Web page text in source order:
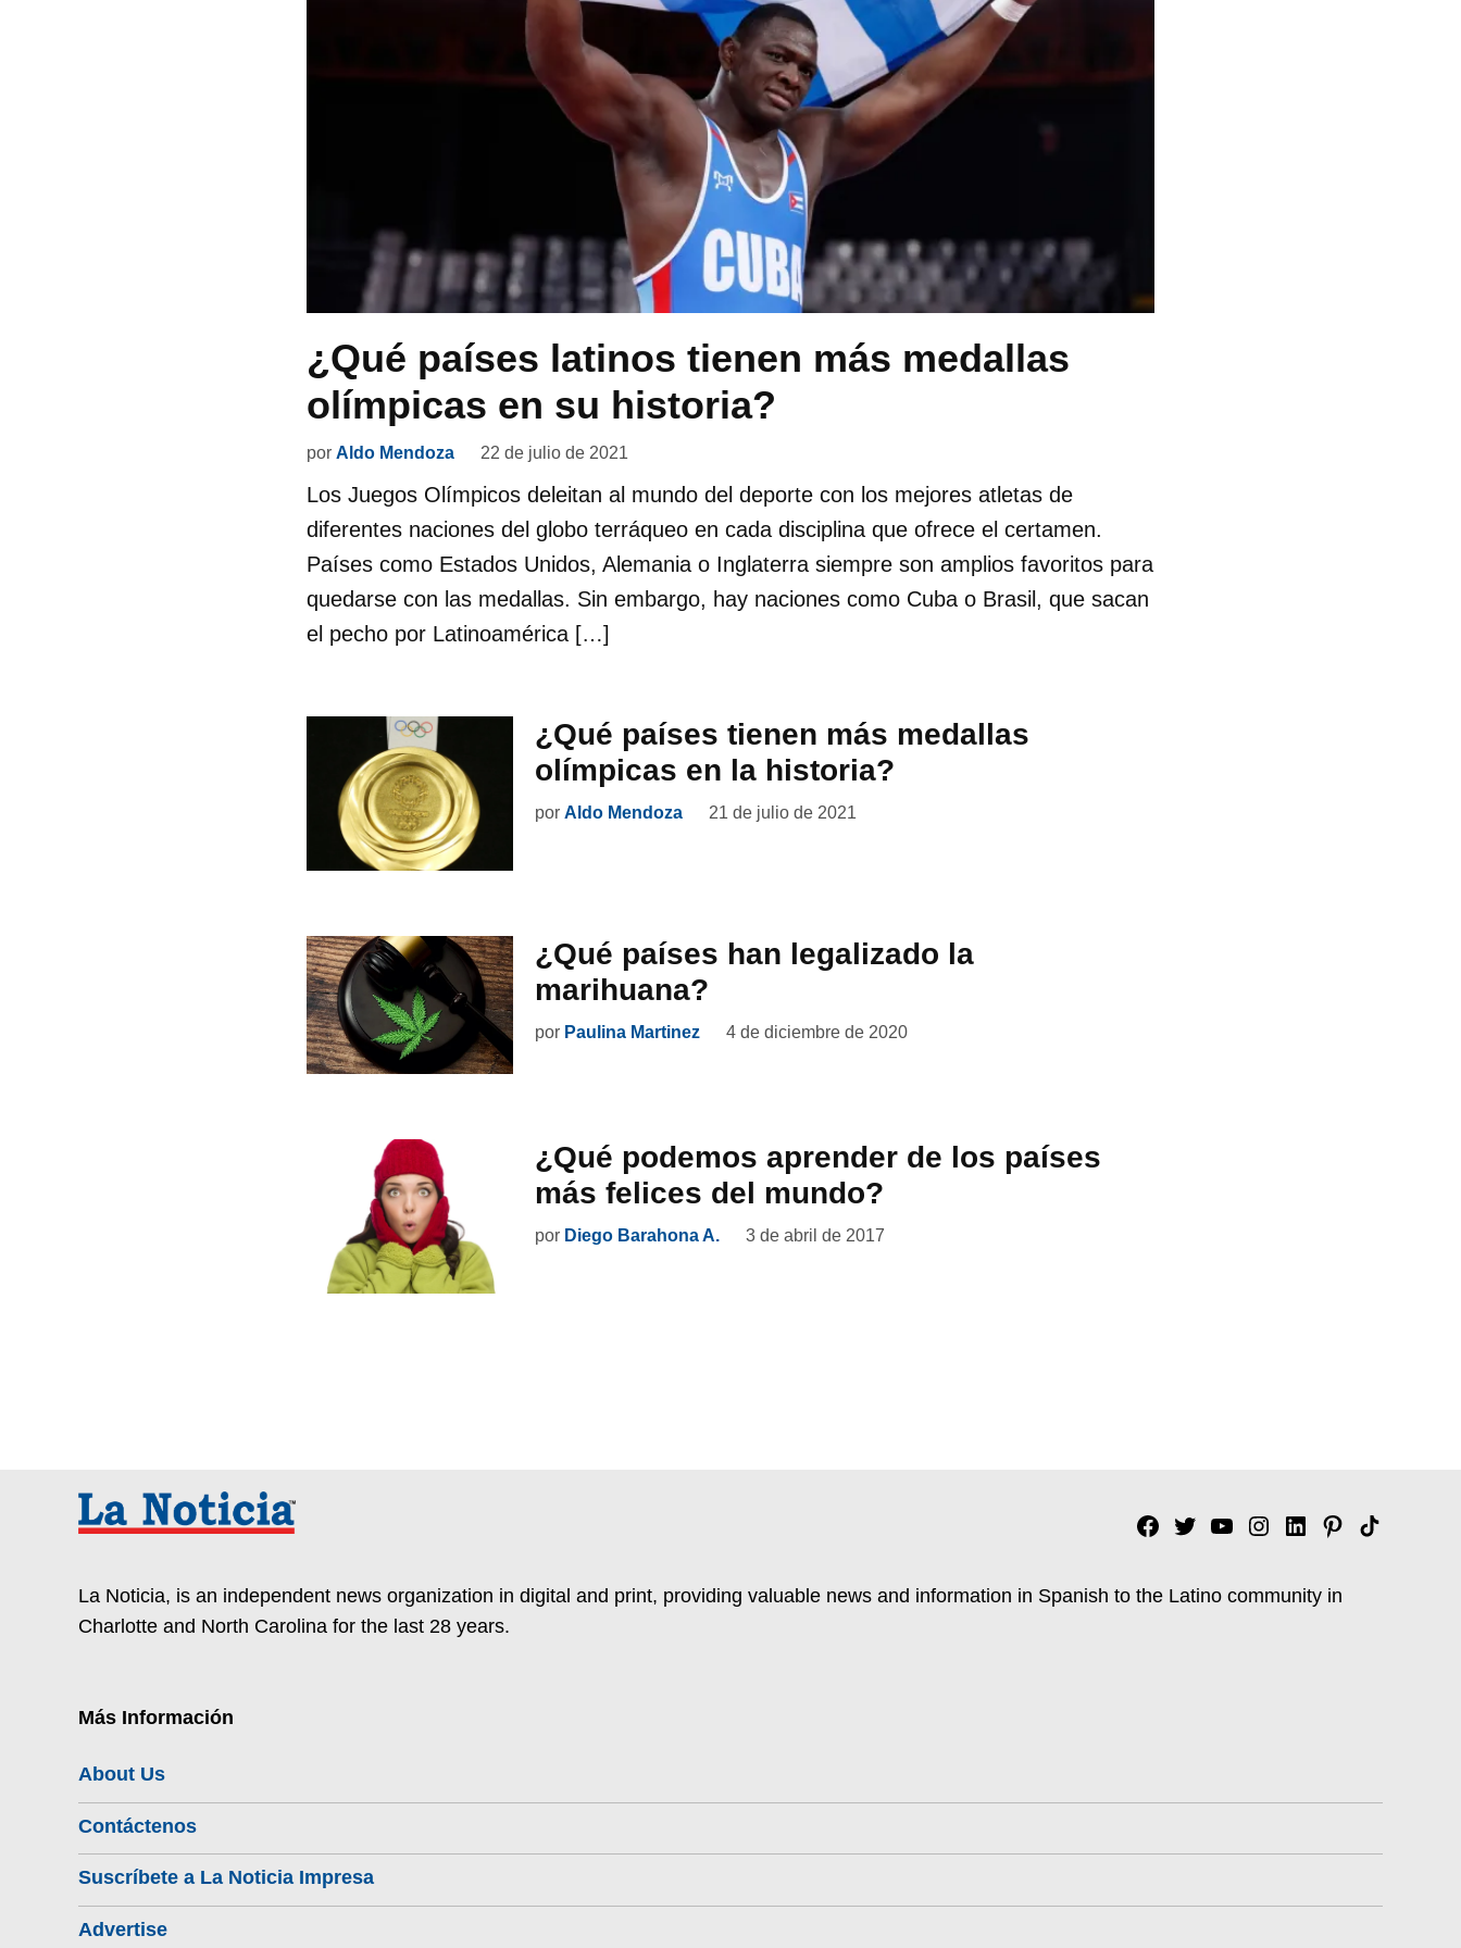
¿Qué países latinos tienen más medallas
olímpicas en su historia?
por Aldo Mendoza 22 de julio de 2021
Los Juegos Olímpicos deleitan al mundo del deporte con los mejores atletas de
diferentes naciones del globo terráqueo en cada disciplina que ofrece el certamen.
Países como Estados Unidos, Alemania o Inglaterra siempre son amplios favoritos para
quedarse con las medallas. Sin embargo, hay naciones como Cuba o Brasil, que sacan
el pecho por Latinoamérica […]
¿Qué países tienen más medallas
olímpicas en la historia?
por Aldo Mendoza 21 de julio de 2021
¿Qué países han legalizado la
marihuana?
por Paulina Martinez 4 de diciembre de 2020
¿Qué podemos aprender de los países
más felices del mundo?
por Diego Barahona A. 3 de abril de 2017
Facebook
TwitterYouTubeInstagram
Linkedin
Pinterest
Tik
La Noticia, is an independent news organization in digital and print, providing valuable news and information in Spanish to the Latino community in
Charlotte and North Carolina for the last 28 years.
Más Información
About Us
Contáctenos
Suscríbete a La Noticia Impresa
Advertise